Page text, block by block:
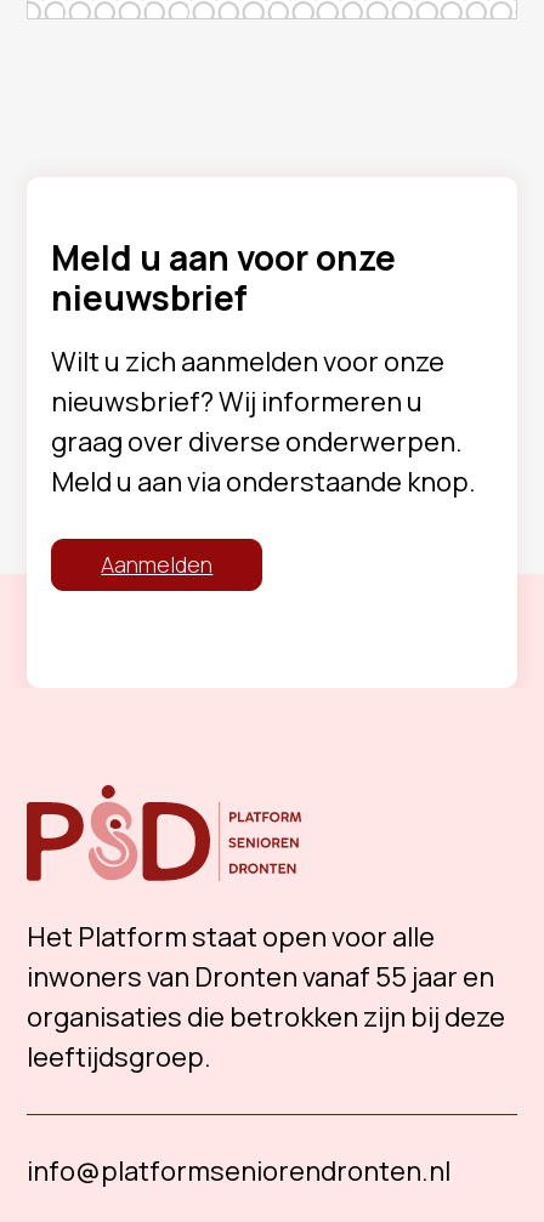
Meld u aan voor onze
nieuwsbrief
Wilt u zich aanmelden voor onze
nieuwsbrief? Wij informeren u
graag over diverse onderwerpen.
Meld u aan via onderstaande knop.
Aanmelden
Het Platform staat open voor alle
inwoners van Dronten vanaf 55 jaar en
organisaties die betrokken zijn bij deze
leeftijdsgroep.
info@platformseniorendronten.nl